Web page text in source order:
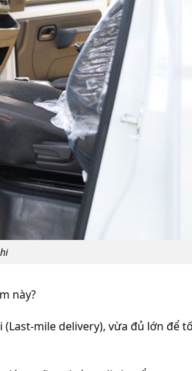
này?
(Last-mile delivery), vừa đủ lớn để